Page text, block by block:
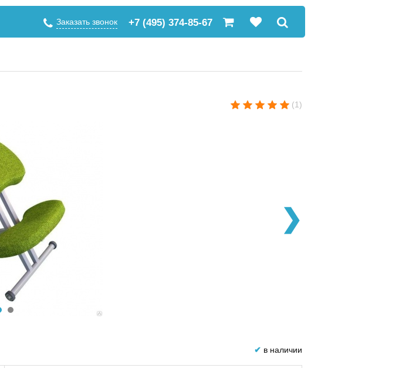
Заказать звонок +7 (495) 374-85-67
(1)
❯
✔ в наличии